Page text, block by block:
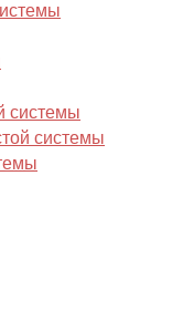
системы
системы